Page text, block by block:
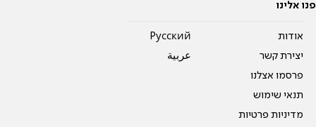
פנו אלינו
אודות
יצירת קשר
פרסמו אצלנו
תנאי שימוש
מדיניות פרטיות
Pусский
عربية